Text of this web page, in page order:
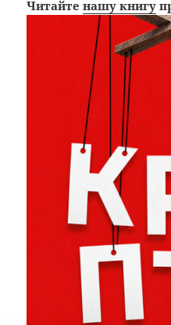
Читайтенашу книгу